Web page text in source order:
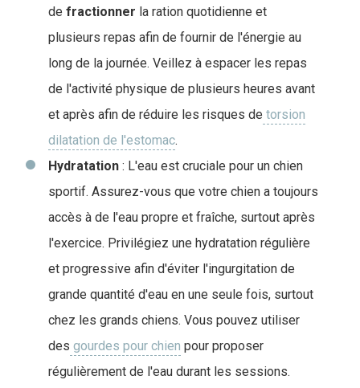
de fractionner la ration quotidienne et
plusieurs repas afin de fournir de l'énergie au
long de la journée. Veillez à espacer les repas
de l'activité physique de plusieurs heures avant
et après afin de réduire les risques de torsion
dilatation de l'estomac.
Hydratation : L'eau est cruciale pour un chien
sportif. Assurez-vous que votre chien a toujours
accès à de l'eau propre et fraîche, surtout après
l'exercice. Privilégiez une hydratation régulière
et progressive afin d'éviter l'ingurgitation de
grande quantité d'eau en une seule fois, surtout
chez les grands chiens. Vous pouvez utiliser
des gourdes pour chien pour proposer
régulièrement de l'eau durant les sessions.